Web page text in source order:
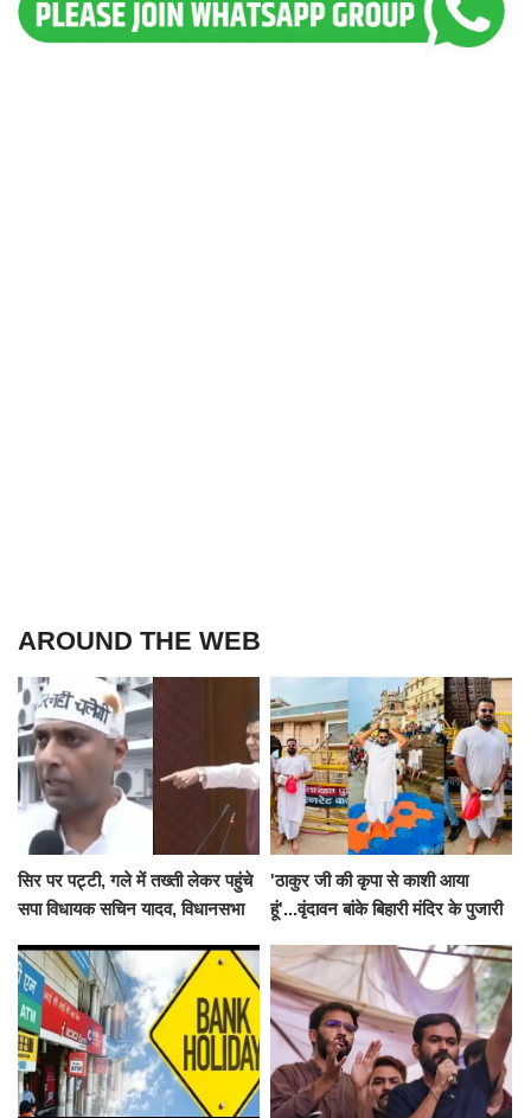
AROUND THE WEB
सिर पर पट्टी, गले में तख्ती लेकर पहुंचे
सपा विधायक सचिन यादव, विधानसभा
निलंबित
'ठाकुर जी की कृपा से काशी आया
हूं'...वृंदावन बांके बिहारी मंदिर के पुजारी
जलाभिषेक